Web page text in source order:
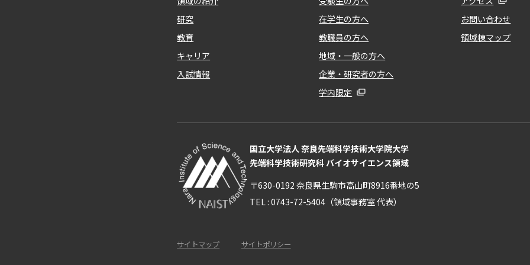
研究
教育
キャリア
入試情報
在学生の方へ
教職員の方へ
地域・一般の方へ
企業・研究者の方へ
学内限定
お問い合わせ
領域棟マップ
国立大学法人 奈良先端科学技術大学院大学
先端科学技術研究科 バイオサイエンス領域
〒630-0192 奈良県生駒市高山町8916番地の5
TEL : 0743-72-5404（領域事務室 代表）
サイトマップ サイトポリシー